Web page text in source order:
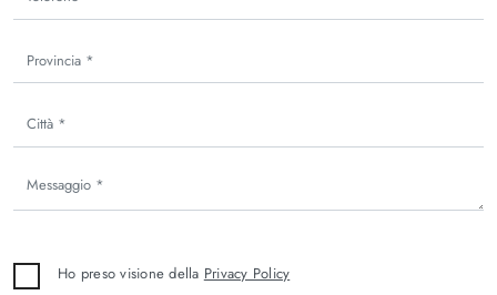
Ho preso visione della Privacy Policy